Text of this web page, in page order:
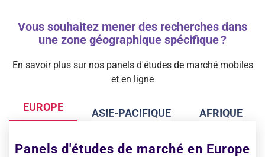
Vous souhaitez mener des recherches dans
une zone géographique spécifique ?
En savoir plus sur nos panels d'études de marché mobiles
et en ligne
EUROPE ASIE-PACIFIQUE AFRIQUE
Panels d'études de marché en Europe